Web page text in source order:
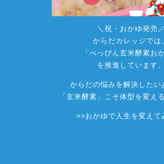
＼祝・おかゆ発売／
からだカレッジでは
「べっぴん玄米酵素お
を推進しています。
からだの悩みを解決したい
「玄米酵素」こそ体型を変え
>>おかゆで人生を変えて